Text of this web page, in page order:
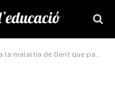
de Dent que pateix el seu fill